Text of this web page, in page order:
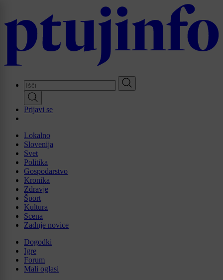
main
Prijavi se
Lokalno
Slovenija
Svet
Politika
Gospodarstvo
Kronika
Zdravje
Šport
Kultura
Scena
Zadnje novice
Dogodki
Igre
Forum
Mali oglasi